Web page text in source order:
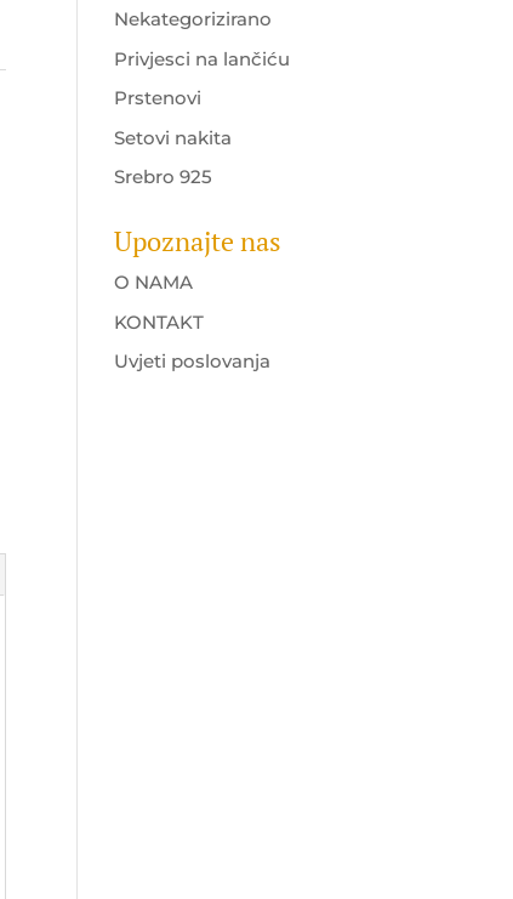
Nekategorizirano
Privjesci na lančiću
Prstenovi
Setovi nakita
Srebro 925
Upoznajte nas
O NAMA
KONTAKT
Uvjeti poslovanja